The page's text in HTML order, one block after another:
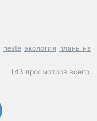
neste экология планы на
143 просмотров всего.